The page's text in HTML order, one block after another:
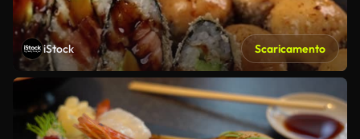
iStock Scaricamento